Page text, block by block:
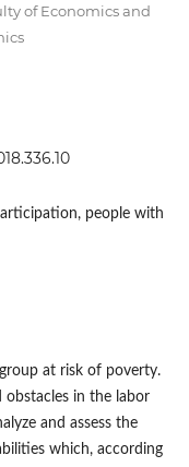
of Economics and
people with
at risk of poverty.
obstacles in the labor
and assess the
which, according